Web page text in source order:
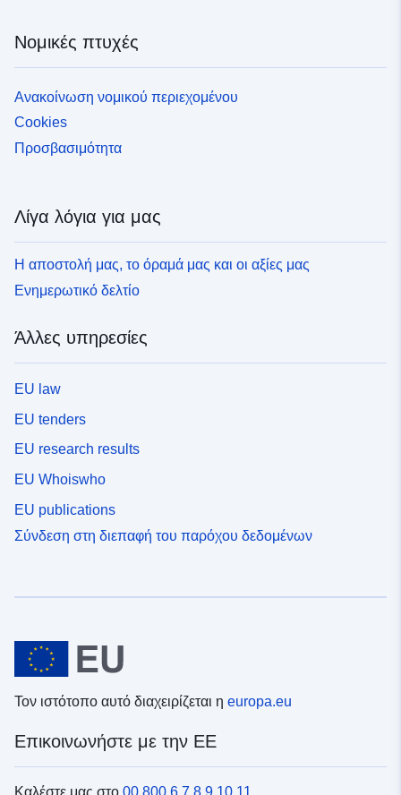
Νομικές πτυχές
Ανακοίνωση νομικού περιεχομένου
Cookies
Προσβασιμότητα
Λίγα λόγια για μας
Η αποστολή μας, το όραμά μας και οι αξίες μας
Ενημερωτικό δελτίο
Άλλες υπηρεσίες
EU law
EU tenders
EU research results
EU Whoiswho
EU publications
Σύνδεση στη διεπαφή του παρόχου δεδομένων
Τον ιστότοπο αυτό διαχειρίζεται η europa.eu
Επικοινωνήστε με την ΕΕ